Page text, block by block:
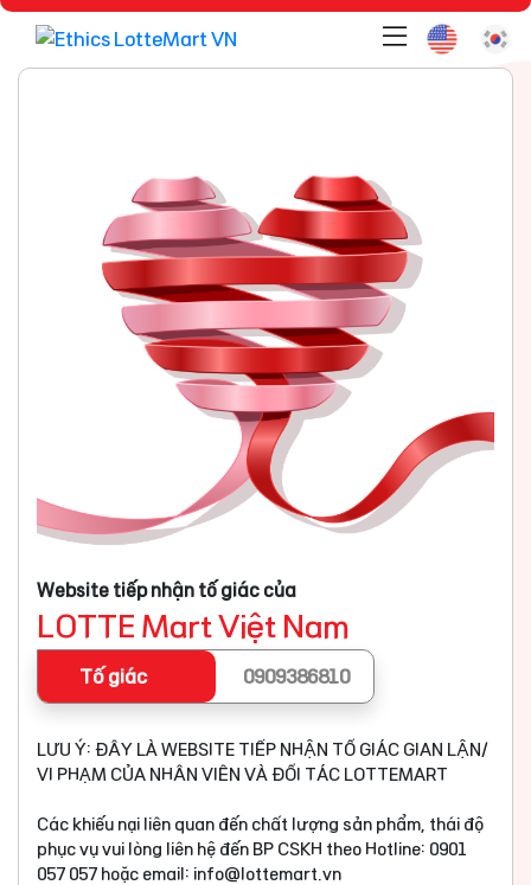
Website tiếp nhận tố giác của
LOTTE Mart Việt Nam
Tố giác 0909386810
LƯU Ý: ĐÂY LÀ WEBSITE TIẾP NHẬN TỐ GIÁC GIAN LẬN/
VI PHẠM CỦA NHÂN VIÊN VÀ ĐỐI TÁC LOTTEMART
Các khiếu nại liên quan đến chất lượng sản phẩm, thái độ
phục vụ vui lòng liên hệ đến BP CSKH theo Hotline: 0901
057 057 hoặc email: info@lottemart.vn